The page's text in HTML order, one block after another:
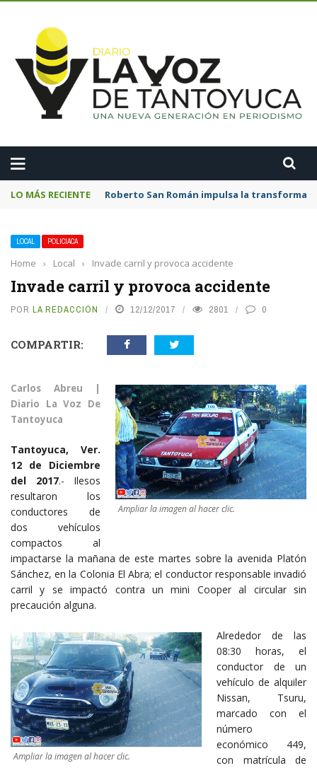
LO MÁS RECIENTE Roberto San Román impulsa la
LOCAL POLICIACA
Home › Local › Invade carril y provoca accidente
Invade carril y provoca accidente
POR LA REDACCIÓN 12/12/2017 2801 0
COMPARTIR:
Ampliar la imagen al hacer clic.
Carlos Abreu |
Diario La Voz De
Tantoyuca
Tantoyuca, Ver.
12 de Diciembre
del 2017.- Ilesos
resultaron los
conductores de
dos vehículos
compactos al
impactarse la mañana de este martes sobre la avenida Platón
Sánchez, en la Colonia El Abra; el conductor responsable invadió
carril y se impactó contra un mini Cooper al circular sin
precaución alguna.
Ampliar la imagen al hacer clic.
Alrededor de las
08:30 horas, el
conductor de un
vehículo de alquiler
Nissan, Tsuru,
marcado con el
número
económico 449,
con matrícula de